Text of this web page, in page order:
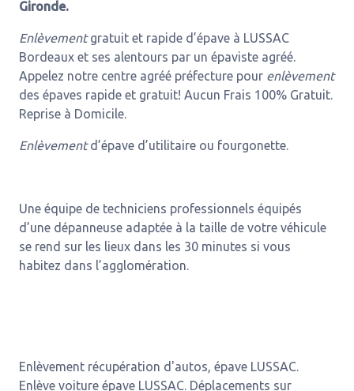
Gironde.
Enlèvementgratuit et rapide d’épave à LUSSAC
Bordeaux et ses alentours par un épaviste agréé.
Appelez notre centre agréé préfecture pour enlèvement
des épaves rapide et gratuit! Aucun Frais 100% Gratuit.
Reprise à Domicile.
Enlèvementd’épave d’utilitaire ou fourgonette.
Une équipe de techniciens professionnels équipés
d’une dépanneuse adaptée à la taille de votre véhicule
se rend sur les lieux dans les 30 minutes si vous
habitez dans l’agglomération.
Enlèvement récupération d'autos, épave LUSSAC.
Enlève voiture épave LUSSAC. Déplacements sur